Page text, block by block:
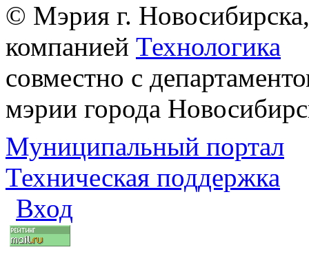
© Мэрия г.
компанией Технологика
совместно с
мэрии города
Муниципальный портал
Техническая поддержка
Вход